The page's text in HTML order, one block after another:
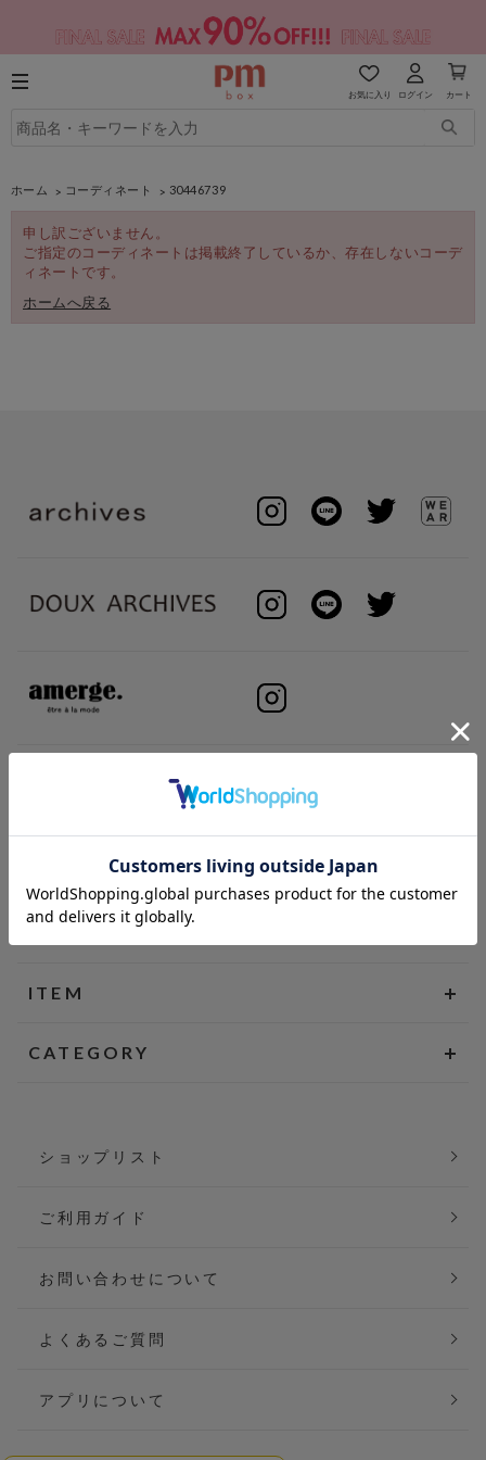
お気に入り ログイン カート
ホーム コーディネート 30446739
申し訳ございません。
ご指定のコーディネートは掲載終了しているか、存在しないコーデ
ィネートです。
ホームへ戻る
ITEM
CATEGORY
ショップリスト
ご利用ガイド
お問い合わせについて
よくあるご質問
アプリについて